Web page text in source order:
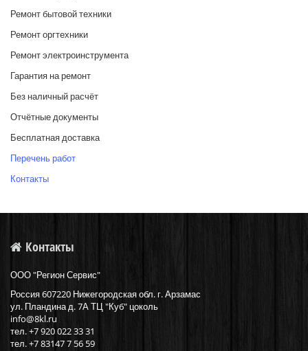
Ремонт бытовой техники
Ремонт оргтехники
Ремонт электроинструмента
Гарантия на ремонт
Без наличный расчёт
Отчётные документы
Бесплатная доставка
Перечень работ
Контакты
Контакты
ООО "Регион Сервис"
Россия607220 Нижегородская обл. г.Арзамас
ул. Пландина д. 7А ТЦ "Куб" цоколь
info@8kl.ru
тел.+7 920 022 33 31
тел. +7 83147 7 56 59